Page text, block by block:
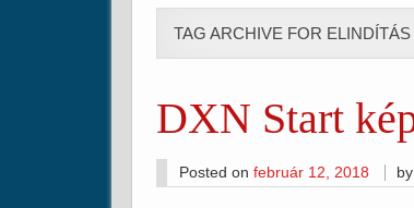
TAG ARCHIVE FOR ELINDÍTÁS
DXN Start
Posted on február 12, 2018